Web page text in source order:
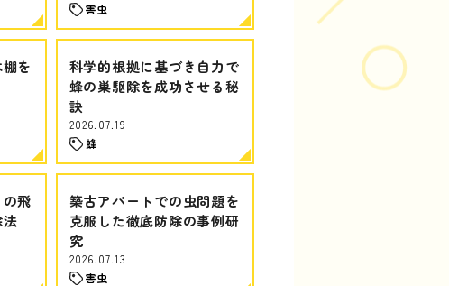
害虫
を
科学的根拠に基づき自力で
蜂の巣駆除を成功させる秘
訣
2026.07.19
蜂
飛
築古アパートでの虫問題を
克服した徹底防除の事例研
究
2026.07.13
害虫